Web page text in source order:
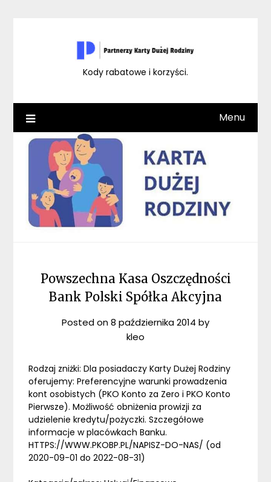
Kody rabatowe i korzyści.
Menu
Powszechna Kasa Oszczędności
Bank Polski Spółka Akcyjna
Posted on8 października 2014 by
kleo
Rodzaj zniżki: Dla posiadaczy Karty Dużej Rodziny
oferujemy: Preferencyjne warunki prowadzenia
kont osobistych (PKO Konto za Zero i PKO Konto
Pierwsze). Możliwość obniżenia prowizji za
udzielenie kredytu/pożyczki. Szczegółowe
informacje w placówkach Banku.
HTTPS://WWW.PKOBP.PL/NAPISZ-DO-NAS/ (od
2020-09-01 do 2022-08-31)